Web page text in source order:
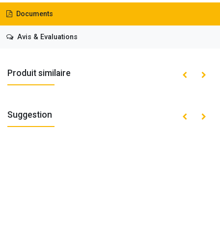
Documents
Avis & Evaluations
Produit similaire
Suggestion